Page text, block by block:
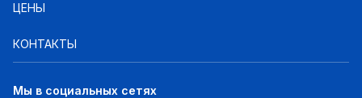
ЦЕНЫ
КОНТАКТЫ
Мы в социальных сетях